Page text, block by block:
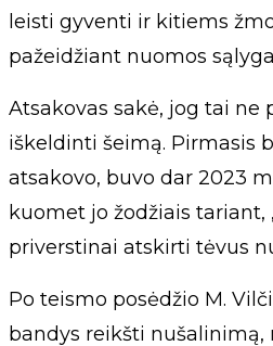
leisti gyventi ir kitiems
pažeidžiant nuomos
Atsakovas sakė, jog tai ne
iškeldinti šeimą. Pirmasis
atsakovo, buvo dar 2023
kuomet jo žodžiais tariant,
priverstinai atskirti tėvus
Po teismo posėdžio M.
bandys reikšti nušalinimą,